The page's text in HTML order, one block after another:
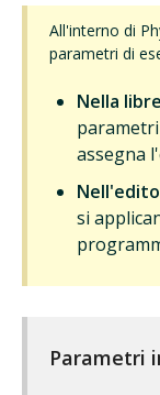
All'interno di
parametri di
Nella
assegna
si
Parametri